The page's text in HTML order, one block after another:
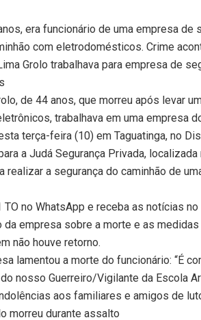
era funcionário de uma empresa de
com eletrodomésticos. Crime
Grolo trabalhava para empresa de
de 44 anos, que morreu após levar
trabalhava em uma empresa
terça-feira (10) em Taguatinga, no
a Judá Segurança Privada,
realizar a segurança do caminhão de
no WhatsApp e receba as notícias no
empresa sobre a morte e as
não houve retorno.
lamentou a morte do funcionário: “É
nosso Guerreiro/Vigilante da Escola
aos familiares e amigos de
morreu durante assalto